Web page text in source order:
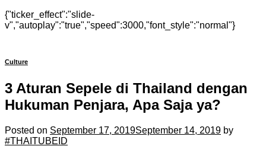
{"ticker_effect":"slide-
v","autoplay":"true","speed":3000,"font_style":"normal"}
Culture
3 Aturan Sepele di Thailand dengan
Hukuman Penjara, Apa Saja ya?
Posted on September 17, 2019September 14, 2019 by
#THAITUBEID